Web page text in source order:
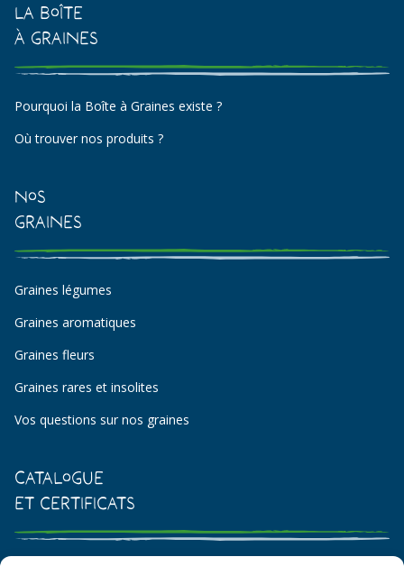
La Boîte
à Graines
Pourquoi la Boîte à Graines existe ?
Où trouver nos produits ?
Nos
Graines
Graines légumes
Graines aromatiques
Graines fleurs
Graines rares et insolites
Vos questions sur nos graines
Catalogue
et certificats